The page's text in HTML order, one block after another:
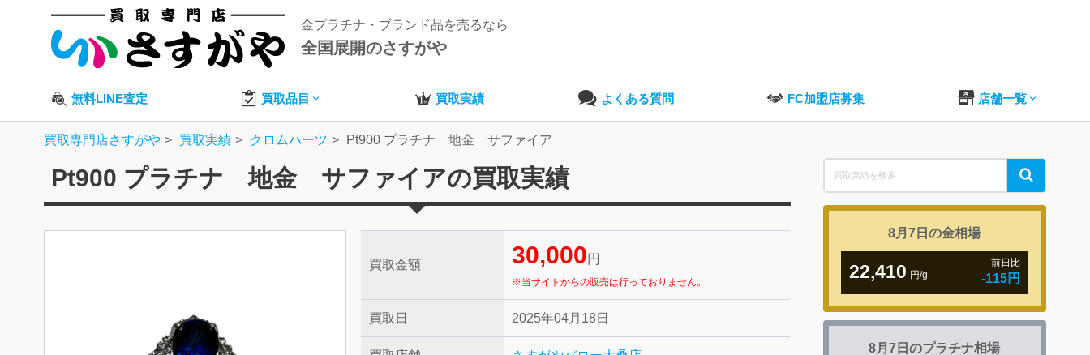
金プラチナ・ブランド品を売るなら
全国展開のさすがや
無料LINE査定 買取品目 買取実績 よくある質問 FC加盟店募集 店舗一覧
買取専門店さすがや 買取実績 クロムハーツ Pt900 プラチナ 地金 サファイア
Pt900 プラチナ 地金 サファイアの買取実績
買取金額 30,000 円
※当サイトからの販売は行っておりません。
買取日 2025年04月18日
Search
for:
Search
8月7日の金相場
22,410 円/g
前日比
-115円
8月7日のプラチナ相場